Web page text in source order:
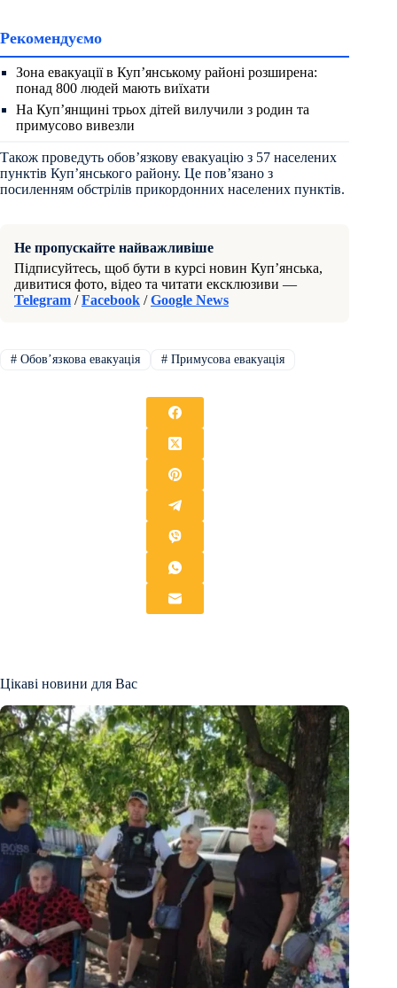
Рекомендуємо
Зона евакуації в Куп’янському районі розширена:
понад 800 людей мають виїхати
На Куп’янщині трьох дітей вилучили з родин та
примусово вивезли
Також проведуть обов’язкову евакуацію з 57 населених
пунктів Куп’янського району. Це пов’язано з
посиленням обстрілів прикордонних населених пунктів.
Не пропускайте найважливіше
Підписуйтесь, щоб бути в курсі новин Куп’янська,
дивитися фото, відео та читати ексклюзиви —
Telegram /Facebook /Google News
#Обовʼязкова евакуація #Примусова евакуація
Цікаві новини для Вас